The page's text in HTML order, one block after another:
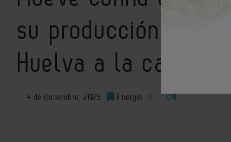
su producción de
Huelva a la cabeza
4 de diciembre, 2025 Energía 0 XML